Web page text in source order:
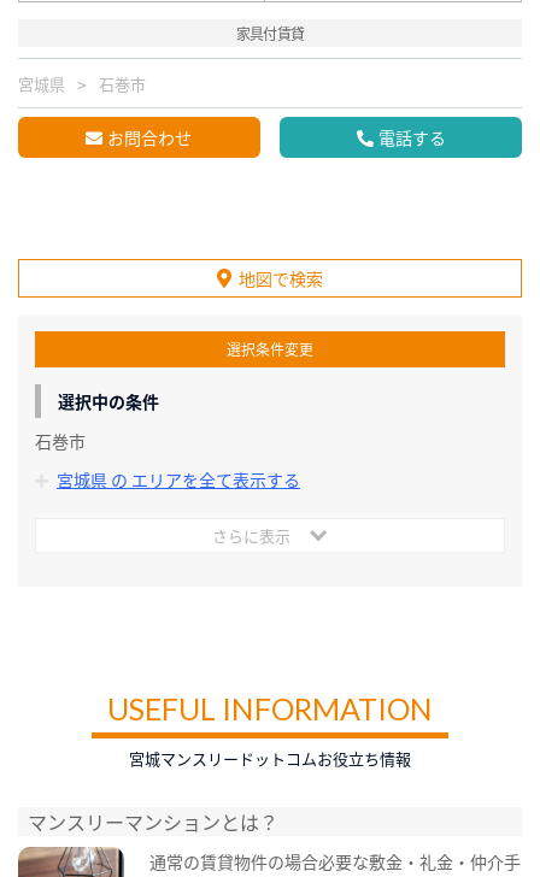
家具付賃貸
宮城県 石巻市
お問合わせ 電話する
地図で検索
選択条件変更
選択中の条件
石巻市
宮城県 の エリアを全て表示する
さらに表示
USEFUL INFORMATION
宮城マンスリードットコムお役立ち情報
マンスリーマンションとは？
通常の賃貸物件の場合必要な敷金・礼金・仲介手